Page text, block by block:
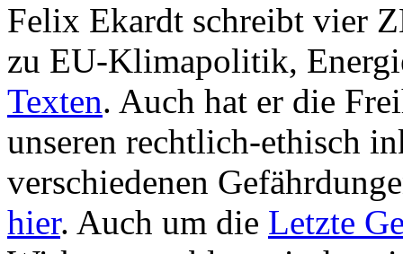
Felix Ekardt schreibt vier
zu EU-Klimapolitik,
Texten. Auch hat er die
unseren rechtlich-ethisch
verschiedenen
hier. Auch um die Letzte